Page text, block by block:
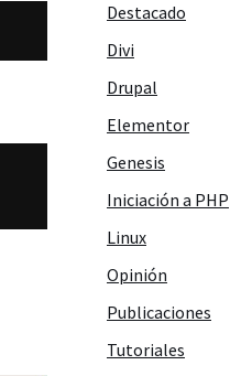
Destacado
Divi
Drupal
Elementor
Genesis
Iniciación a PHP
Linux
Opinión
Publicaciones
Tutoriales